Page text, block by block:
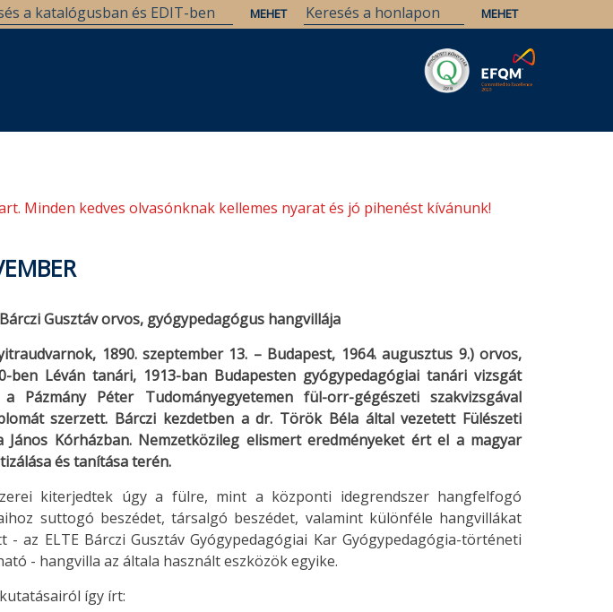
Minden kedves olvasónknak kellemes nyarat és jó pihenést kívánunk!
Gusztáv orvos, gyógypedagógus hangvillája
1890. szeptember 13. – Budapest, 1964. augusztus 9.) orvos,
ben Léván tanári, 1913-ban Budapesten gyógypedagógiai tanári vizsgát
Pázmány Péter Tudományegyetemen fül-orr-gégészeti szakvizsgával
szerzett. Bárczi kezdetben a dr. Török Béla által vezetett Fülészeti
János Kórházban. Nemzetközileg elismert eredményeket ért el a magyar
és tanítása terén.
kiterjedtek úgy a fülre, mint a központi idegrendszer hangfelfogó
suttogó beszédet, társalgó beszédet, valamint különféle hangvillákat
- az ELTE Bárczi Gusztáv Gyógypedagógiai Kar Gyógypedagógia-történeti
- hangvilla az általa használt eszközök egyike.
így írt: